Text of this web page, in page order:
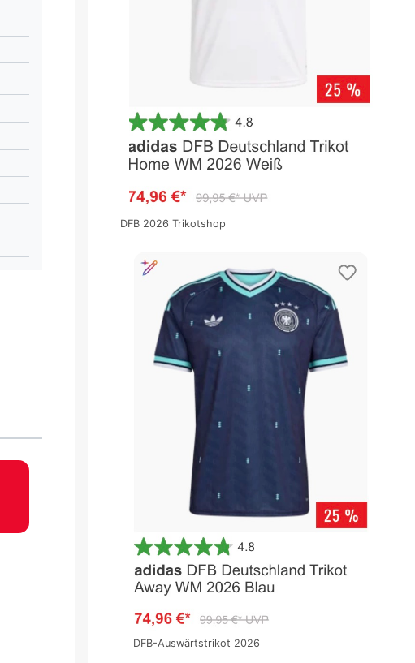
DFB 2026 Trikotshop
DFB-Auswärtstrikot 2026